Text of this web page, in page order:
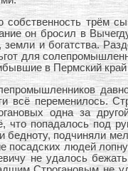
собственность трём
он бросил в
и богатства.
для
в Пермский
всё переменилось.
одна за
что попадалось под
подчиняли
людей
не удалось